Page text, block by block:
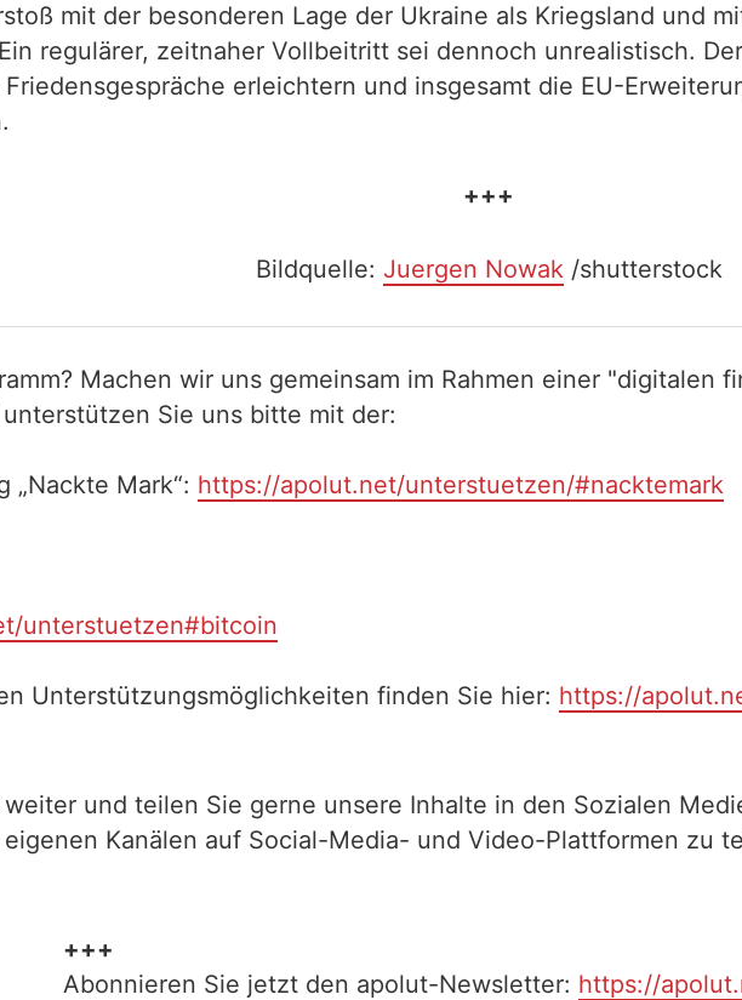
mit der besonderen Lage der Ukraine als Kriegsland und
regulärer, zeitnaher Vollbeitritt sei dennoch unrealistisch.
erleichtern und insgesamt die EU-
+++
Bildquelle: Juergen Nowak/shutterstock
Machen wir uns gemeinsam im Rahmen einer "digitalen
Sie uns bitte mit der:
„Nackte Mark“: https://apolut.net/unterstuetzen/#nacktemark
unterstuetzen#bitcoin
Unterstützungsmöglichkeiten finden Sie hier: https://
und teilen Sie gerne unsere Inhalte in den Sozialen
Kanälen auf Social-Media- und Video-Plattformen zu
+++
Abonnieren Sie jetzt den apolut-Newsletter: https://